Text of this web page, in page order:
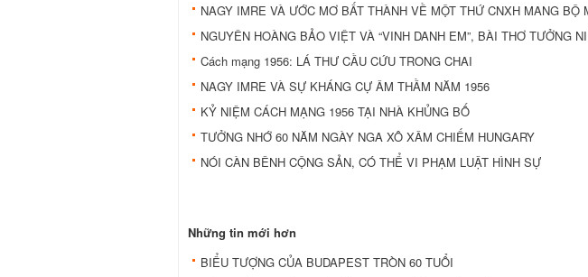
NAGY IMRE VÀ ƯỚC MƠ BẤT THÀNH VỀ MỘT THỨ CNXH MANG BỘ
NGUYÊN HOÀNG BẢO VIỆT VÀ “VINH DANH EM”, BÀI THƠ TƯỞNG
Cách mạng 1956: LÁ THƯ CẦU CỨU TRONG CHAI
NAGY IMRE VÀ SỰ KHÁNG CỰ ÂM THẦM NĂM 1956
KỶ NIỆM CÁCH MẠNG 1956 TẠI NHÀ KHỦNG BỐ
TƯỞNG NHỚ 60 NĂM NGÀY NGA XÔ XÂM CHIẾM HUNGARY
NÓI CÀN BÊNH CỘNG SẢN, CÓ THỂ VI PHẠM LUẬT HÌNH SỰ
Những tin mới hơn
BIỂU TƯỢNG CỦA BUDAPEST TRÒN 60 TUỔI